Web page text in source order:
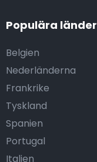
Populära länder
Belgien
Nederländerna
Frankrike
Tyskland
Spanien
Portugal
Italien